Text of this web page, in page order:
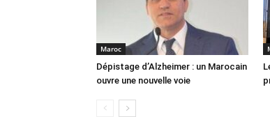
Maroc
Dépistage d’Alzheimer : un Marocain
ouvre une nouvelle voie